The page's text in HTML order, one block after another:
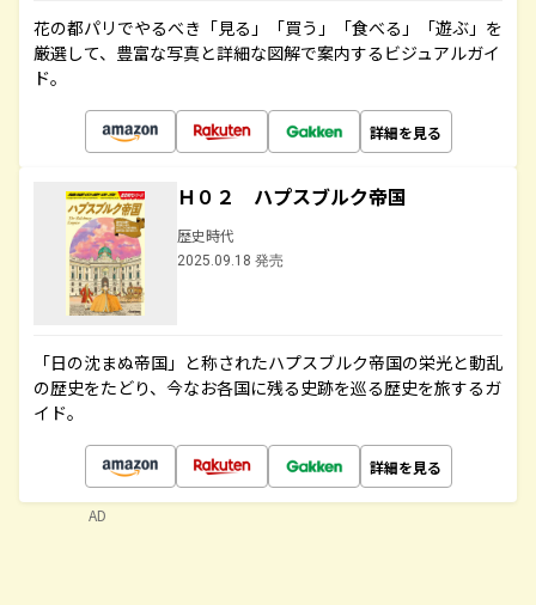
花の都パリでやるべき「見る」「買う」「食べる」「遊ぶ」を
厳選して、豊富な写真と詳細な図解で案内するビジュアルガイ
ド。
詳細を見る
Ｈ０２ ハプスブルク帝国
歴史時代
2025.09.18 発売
「日の沈まぬ帝国」と称されたハプスブルク帝国の栄光と動乱
の歴史をたどり、今なお各国に残る史跡を巡る歴史を旅するガ
イド。
詳細を見る
AD